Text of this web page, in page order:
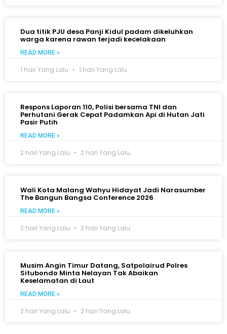
Dua titik PJU desa Panji Kidul padam dikeluhkan
warga karena rawan terjadi kecelakaan
READ MORE »
1 hari Yang Lalu 1 hari Yang Lalu
Respons Laporan 110, Polisi bersama TNI dan
Perhutani Gerak Cepat Padamkan Api di Hutan Jati
Pasir Putih
READ MORE »
2 hari Yang Lalu 2 hari Yang Lalu
Wali Kota Malang Wahyu Hidayat Jadi Narasumber
The Bangun Bangsa Conference 2026
READ MORE »
2 hari Yang Lalu 2 hari Yang Lalu
Musim Angin Timur Datang, Satpolairud Polres
Situbondo Minta Nelayan Tak Abaikan
Keselamatan di Laut
READ MORE »
2 hari Yang Lalu 2 hari Yang Lalu